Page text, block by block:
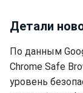
Детали
По данным
Chrome Safe
уровень